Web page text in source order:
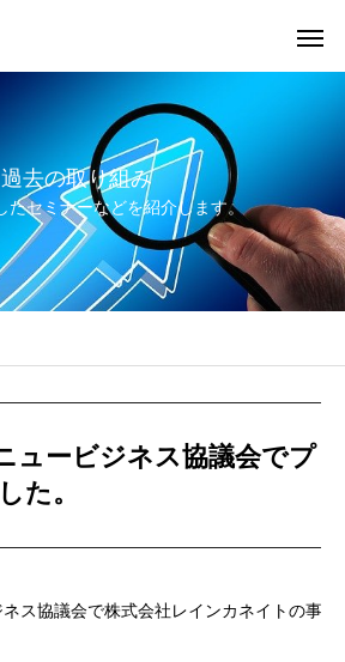
過去の取り組み
たセミナーなどを紹介します。
ュービジネス協議会でプ
た。
ス協議会で株式会社レインカネイトの事